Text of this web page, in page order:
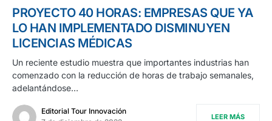
PROYECTO 40 HORAS: EMPRESAS QUE YA
LO HAN IMPLEMENTADO DISMINUYEN
LICENCIAS MÉDICAS
Un reciente estudio muestra que importantes industrias han
comenzado con la reducción de horas de trabajo semanales,
adelantándose…
Editorial Tour Innovación
LEER MÁS